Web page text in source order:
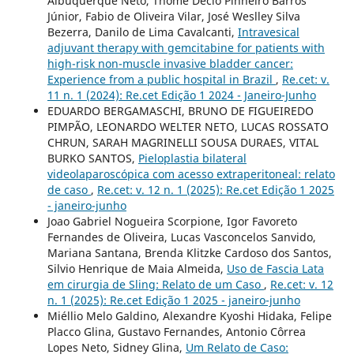
Júnior, Fabio de Oliveira Vilar, José Weslley Silva
Bezerra, Danilo de Lima Cavalcanti, Intravesical
adjuvant therapy with gemcitabine for patients with
high-risk non-muscle invasive bladder cancer:
Experience from a public hospital in Brazil , Re.cet: v.
11 n. 1 (2024): Re.cet Edição 1 2024 - Janeiro-Junho
EDUARDO BERGAMASCHI, BRUNO DE FIGUEIREDO
PIMPÃO, LEONARDO WELTER NETO, LUCAS ROSSATO
CHRUN, SARAH MAGRINELLI SOUSA DURAES, VITAL
BURKO SANTOS, Pieloplastia bilateral
videolaparoscópica com acesso extraperitoneal: relato
de caso , Re.cet: v. 12 n. 1 (2025): Re.cet Edição 1 2025
- janeiro-junho
Joao Gabriel Nogueira Scorpione, Igor Favoreto
Fernandes de Oliveira, Lucas Vasconcelos Sanvido,
Mariana Santana, Brenda Klitzke Cardoso dos Santos,
Silvio Henrique de Maia Almeida, Uso de Fascia Lata
em cirurgia de Sling: Relato de um Caso , Re.cet: v. 12
n. 1 (2025): Re.cet Edição 1 2025 - janeiro-junho
Miéllio Melo Galdino, Alexandre Kyoshi Hidaka, Felipe
Placco Glina, Gustavo Fernandes, Antonio Côrrea
Lopes Neto, Sidney Glina, Um Relato de Caso: